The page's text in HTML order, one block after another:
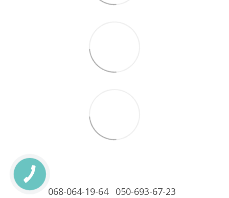
068-064-19-64 050-693-67-23